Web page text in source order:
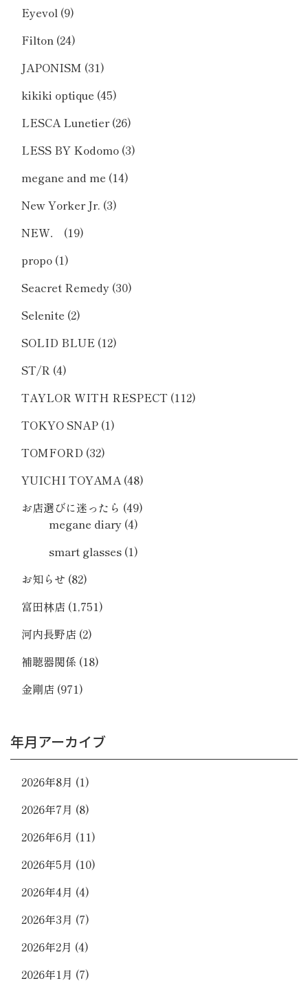
Eyevol (9)
Filton (24)
JAPONISM (31)
kikiki optique (45)
LESCA Lunetier(26)
LESS BY Kodomo (3)
megane and me (14)
New Yorker Jr. (3)
NEW．
(19)
propo (1)
Seacret Remedy (30)
Selenite (2)
SOLID BLUE (12)
ST/R (4)
TAYLOR WITH RESPECT (112)
TOKYO SNAP (1)
TOMFORD (32)
YUICHI TOYAMA (48)
お店選びに迷ったら (49)
megane diary (4)
smart glasses (1)
お知らせ (82)
富田林店 (1,751)
河内長野店 (2)
補聴器関係 (18)
金剛店 (971)
年月アーカイブ
2026年8月 (1)
2026年7月 (8)
2026年6月 (11)
2026年5月 (10)
2026年4月 (4)
2026年3月 (7)
2026年2月 (4)
2026年1月 (7)